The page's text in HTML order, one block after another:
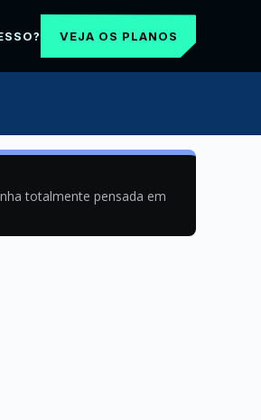
VEJA OS PLANOS
totalmente pensada em